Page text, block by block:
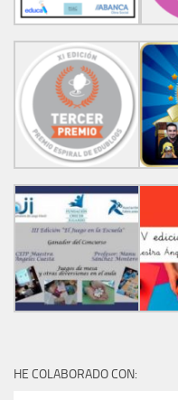
HE COLABORADO CON: